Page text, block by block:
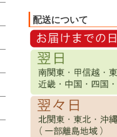
配送について